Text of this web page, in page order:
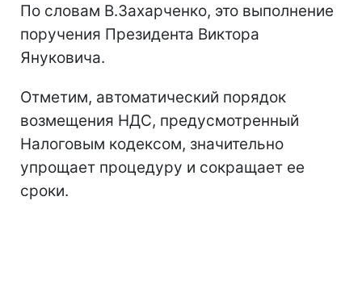
По словам В.Захарченко, это выполнение
поручения Президента Виктора
Януковича.
Отметим, автоматический порядок
возмещения НДС, предусмотренный
Налоговым кодексом, значительно
упрощает процедуру и сокращает ее
сроки.